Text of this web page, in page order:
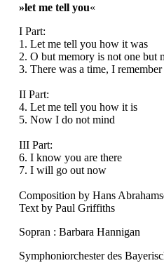
»let me tell you«
I Part:
1. Let me tell you how it was
2. O but memory is not one but
3. There was a time, I remember
II Part:
4. Let me tell you how it is
5. Now I do not mind
III Part:
6. I know you are there
7. I will go out now
Composition by Hans
Text by Paul Griffiths
Sopran : Barbara Hannigan
Symphoniorchester des